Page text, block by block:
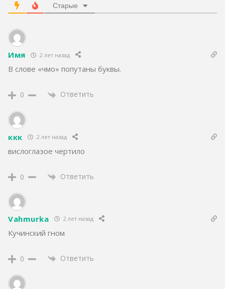
Старые
Имя 2 лет назад
В слове «чмо» попутаны буквы.
0 Ответить
ккк 2 лет назад
вислоглазое чертило
0 Ответить
Vahmurka 2 лет назад
Кучинский гном
0 Ответить